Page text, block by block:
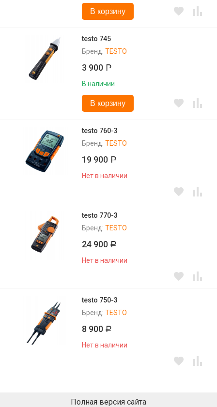
В корзину
testo 745
Бренд: TESTO
3 900 Р
В наличии
В корзину
testo 760-3
Бренд: TESTO
19 900 Р
Нет в наличии
testo 770-3
Бренд: TESTO
24 900 Р
Нет в наличии
testo 750-3
Бренд: TESTO
8 900 Р
Нет в наличии
Полная версия сайта